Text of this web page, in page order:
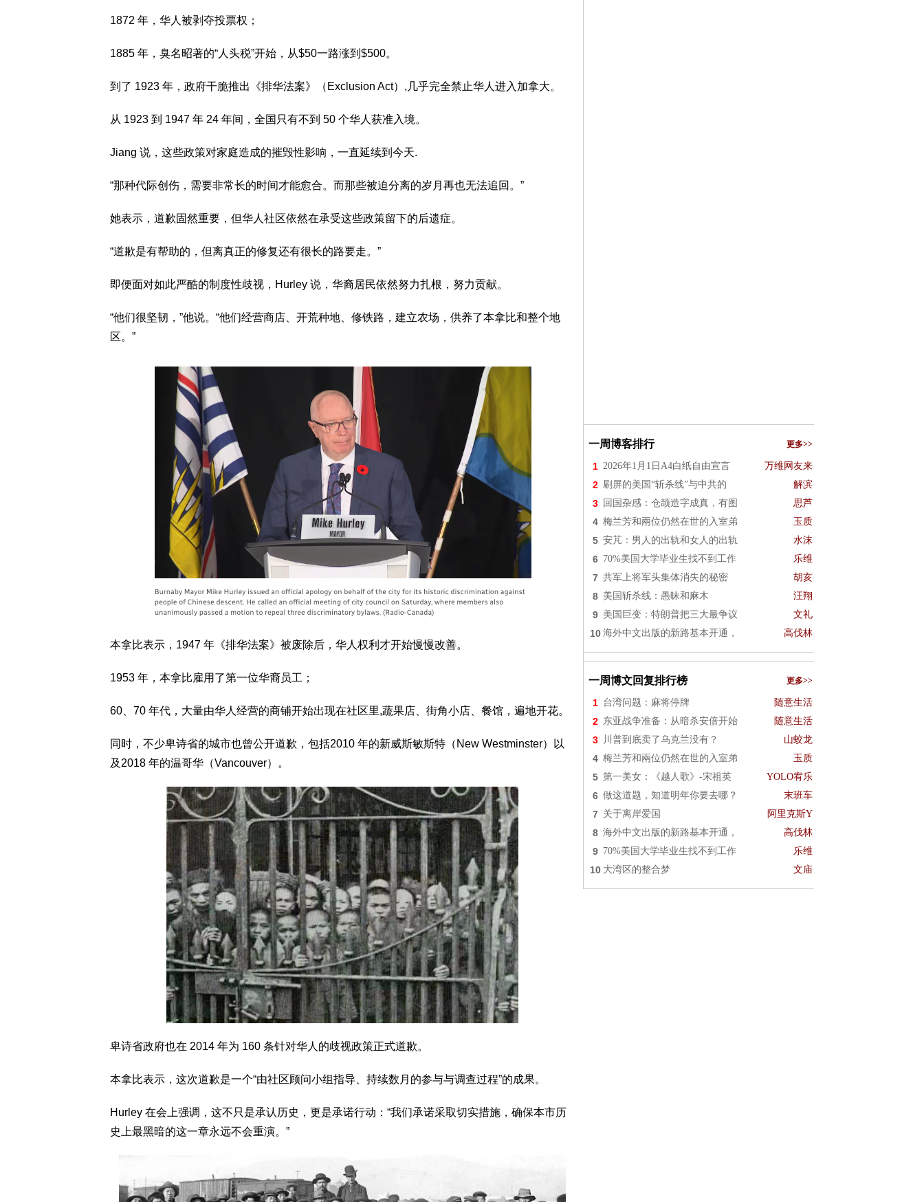
1872 年，华人被剥夺投票权；
1885 年，臭名昭著的“人头税”开始，从$50一路涨到$500。
到了 1923 年，政府干脆推出《排华法案》（Exclusion Act）,几乎完全禁止华人进入加拿大。
从 1923 到 1947 年 24 年间，全国只有不到 50 个华人获准入境。
Jiang 说，这些政策对家庭造成的摧毁性影响，一直延续到今天.
“那种代际创伤，需要非常长的时间才能愈合。而那些被迫分离的岁月再也无法追回。”
她表示，道歉固然重要，但华人社区依然在承受这些政策留下的后遗症。
“道歉是有帮助的，但离真正的修复还有很长的路要走。”
即便面对如此严酷的制度性歧视，Hurley 说，华裔居民依然努力扎根，努力贡献。
“他们很坚韧，”他说。“他们经营商店、开荒种地、修铁路，建立农场，供养了本拿比和整个地
区。”
本拿比表示，1947 年《排华法案》被废除后，华人权利才开始慢慢改善。
1953 年，本拿比雇用了第一位华裔员工；
60、70 年代，大量由华人经营的商铺开始出现在社区里,蔬果店、街角小店、餐馆，遍地开花。
同时，不少卑诗省的城市也曾公开道歉，包括2010 年的新威斯敏斯特（New Westminster）以
及2018 年的温哥华（Vancouver）。
卑诗省政府也在 2014 年为 160 条针对华人的歧视政策正式道歉。
本拿比表示，这次道歉是一个“由社区顾问小组指导、持续数月的参与与调查过程”的成果。
Hurley 在会上强调，这不只是承认历史，更是承诺行动：“我们承诺采取切实措施，确保本市历
史上最黑暗的这一章永远不会重演。”
一周博客排行 更多>>
1 2026年1月1日A4白纸自由宣言 万维网友来
2 刷屏的美国“斩杀线”与中共的 解滨
3 回国杂感：仓颉造字成真，有图 思芦
4 梅兰芳和兩位仍然在世的入室弟 玉质
5 安芃：男人的出轨和女人的出轨 水沫
6 70%美国大学毕业生找不到工作 乐维
7 共军上将军头集体消失的秘密 胡亥
8 美国斩杀线：愚昧和麻木 汪翔
9 美国巨变：特朗普把三大最争议 文礼
10 海外中文出版的新路基本开通， 高伐林
一周博文回复排行榜 更多>>
1 台湾问题：麻将停牌 随意生活
2 东亚战争准备：从暗杀安倍开始 随意生活
3 川普到底卖了乌克兰没有？ 山蛟龙
4 梅兰芳和兩位仍然在世的入室弟 玉质
5 第一美女：《越人歌》-宋祖英 YOLO宥乐
6 做这道题，知道明年你要去哪？ 末班车
7 关于离岸爱国 阿里克斯Y
8 海外中文出版的新路基本开通， 高伐林
9 70%美国大学毕业生找不到工作 乐维
10 大湾区的整合梦 文庙